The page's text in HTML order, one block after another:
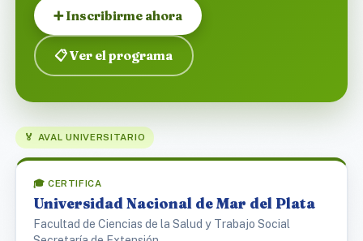
➕ Inscribirme ahora
📋 Ver el programa
🏅 AVAL UNIVERSITARIO
🎓 CERTIFICA
Universidad Nacional de Mar del Plata
Facultad de Ciencias de la Salud y Trabajo Social